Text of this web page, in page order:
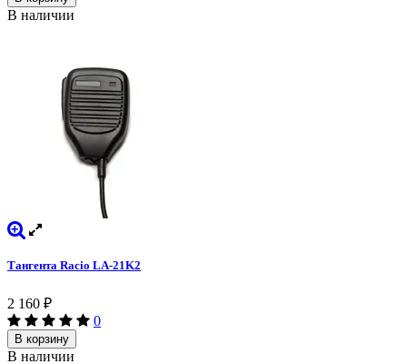
В наличии
Тангента Racio LA-21K2
2 160 ₽
0
В корзину
В наличии